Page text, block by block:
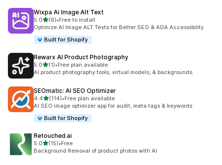
Wixpa Ai Image Alt Text
5.0เต็ม 5 ดาว
(6)
ทั้งหมด 6 รีวิว
•Free to install
Optimize AI Image ALT Texts for Better SEO & ADA Accessibility
Built for Shopify
Rewarx AI Product Photography
5.0เต็ม 5 ดาว
(1)
ทั้งหมด 1 รีวิว
•Free plan available
AI product photography tools, virtual models, & backgrounds.
SEOmatic: AI SEO Optimizer
4.4เต็ม 5 ดาว
(114)
ทั้งหมด 114 รีวิว
•Free plan available
AI SEO image optimizer app for audit, meta tags & keywords
Built for Shopify
Retouched.ai
5.0เต็ม 5 ดาว
(15)
ทั้งหมด 15 รีวิว
•Free
Background Removal of product photos with AI